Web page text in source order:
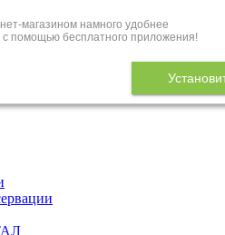
магазином намного удобнее
с помощью бесплатного приложения!